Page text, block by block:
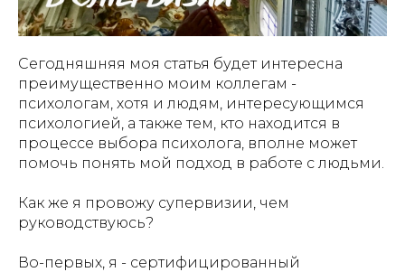
Сегодняшняя моя статья будет интересна
преимущественно моим коллегам -
психологам, хотя и людям, интересующимся
психологией, а также тем, кто находится в
процессе выбора психолога, вполне может
помочь понять мой подход в работе с людьми.
Как же я провожу супервизии, чем
руководствуюсь?
Во-первых, я - сертифицированный